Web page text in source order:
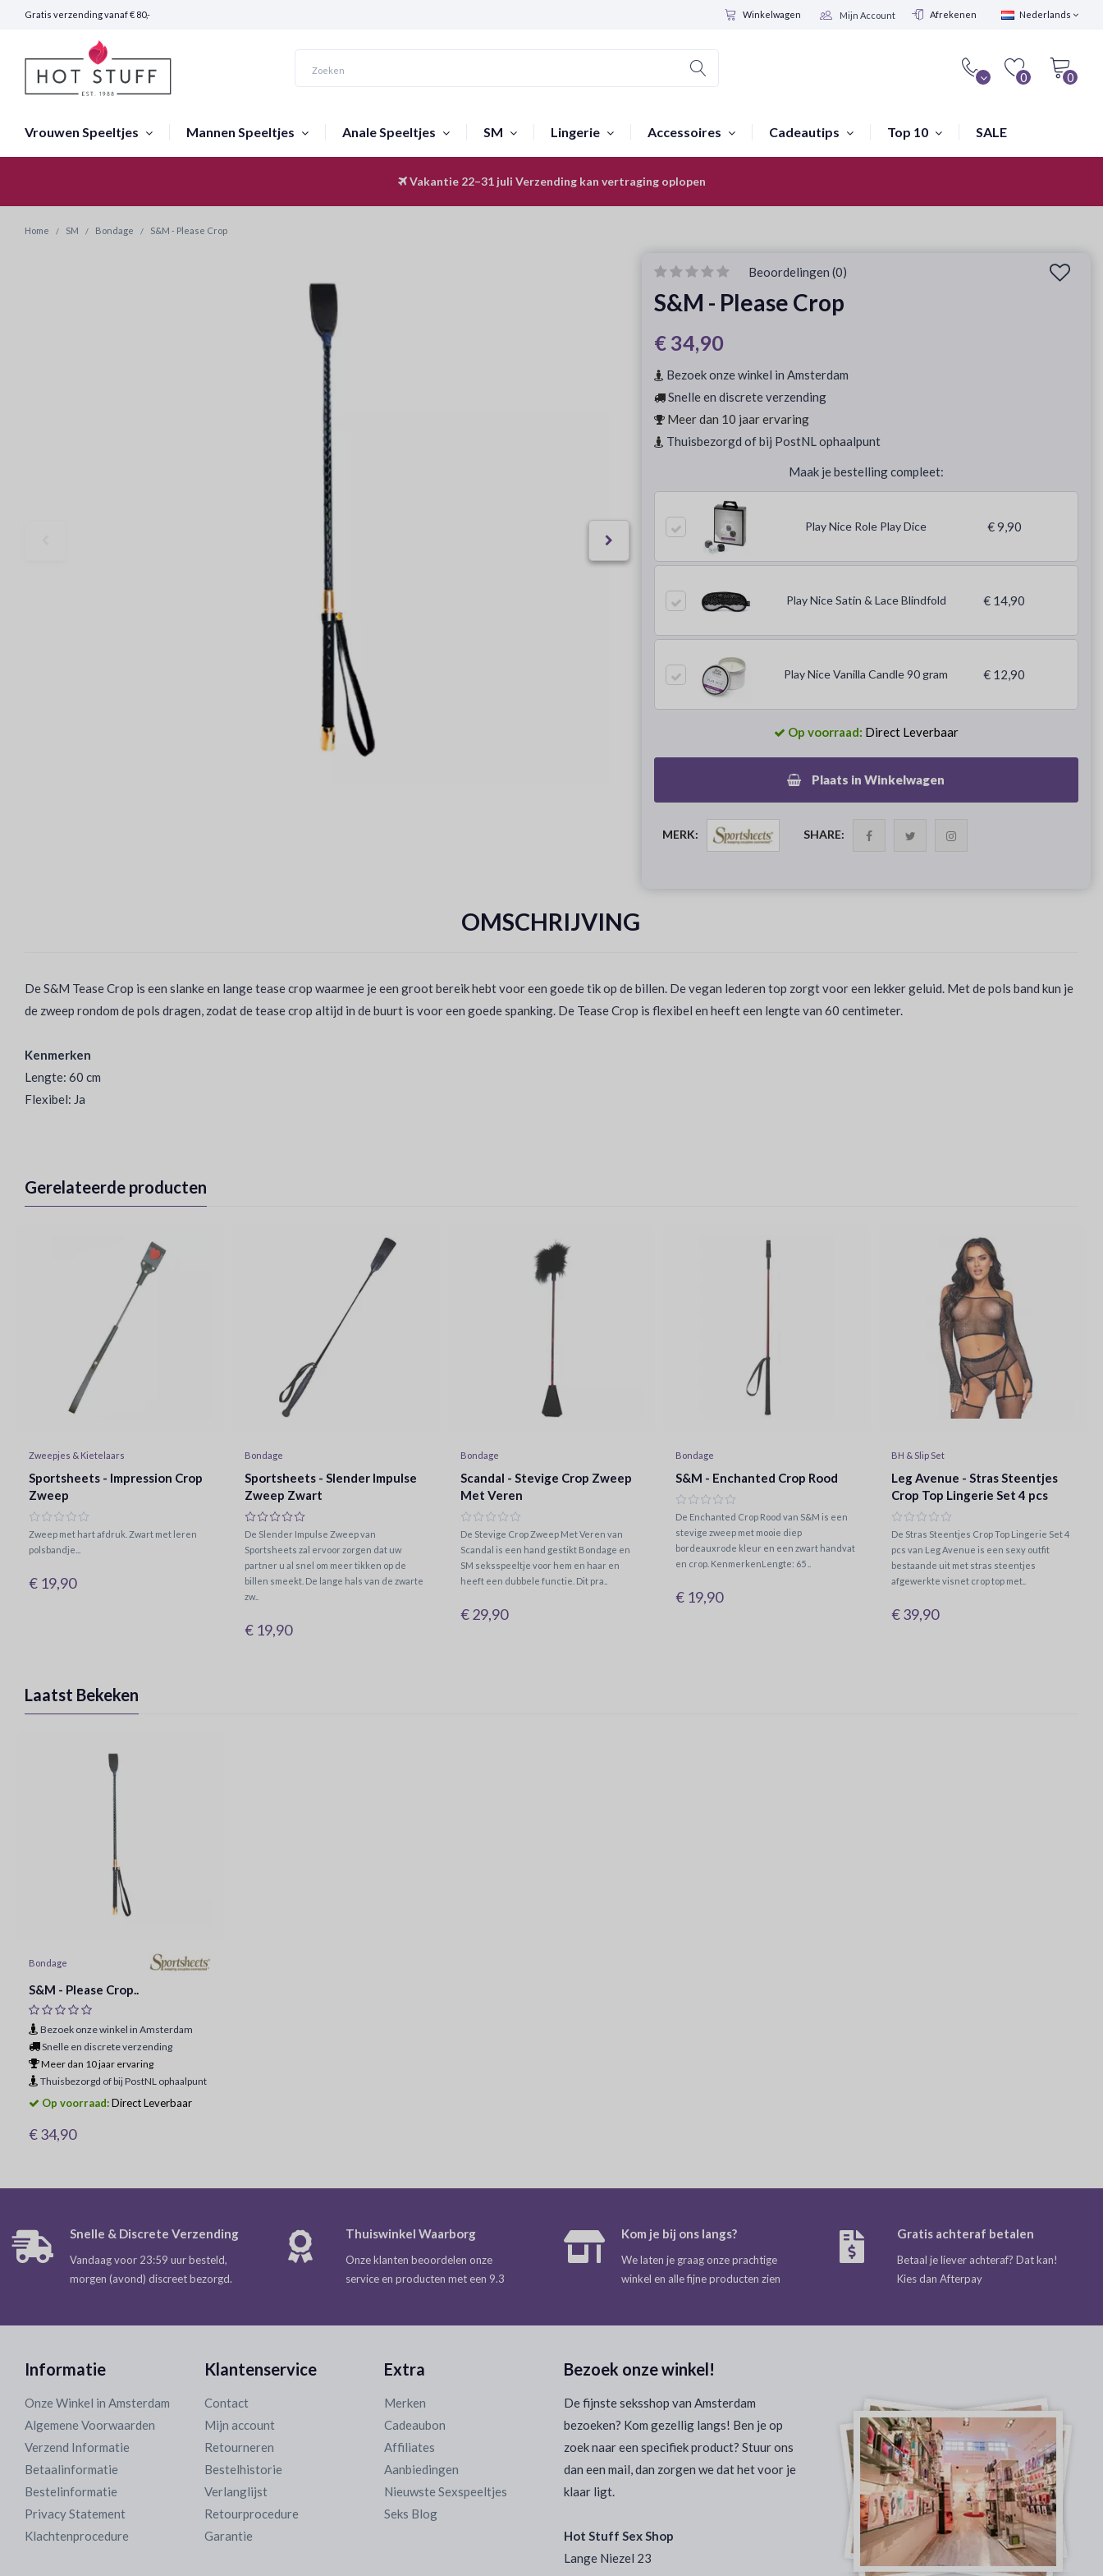
Gratis verzending vanaf € 80,- Nederlands
Winkelwagen Mijn Account Afrekenen
0
0
Vrouwen Speeltjes Mannen Speeltjes Anale Speeltjes SM Lingerie Accessoires Cadeautips Top 10 SALE
Discreet & Anoniem
Vakantie 22–31 juli Verzending kan vertraging oplopen
Home SM Bondage S&M - Please Crop
Beoordelingen (0)
S&M - Please Crop
€ 34,90
Bezoek onze winkel in Amsterdam
Snelle en discrete verzending
Meer dan 10 jaar ervaring
Thuisbezorgd of bij PostNL ophaalpunt
Maak je bestelling compleet:
Play Nice Role Play Dice € 9,90
Play Nice Satin & Lace Blindfold € 14,90
Play Nice Vanilla Candle 90 gram € 12,90
Op voorraad: Direct Leverbaar
Plaats in Winkelwagen
MERK: SHARE:
OMSCHRIJVING
De S&M Tease Crop is een slanke en lange tease crop waarmee je een groot bereik hebt voor een goede tik op de billen. De vegan lederen top zorgt voor een lekker geluid. Met de pols band kun je
de zweep rondom de pols dragen, zodat de tease crop altijd in de buurt is voor een goede spanking. De Tease Crop is flexibel en heeft een lengte van 60 centimeter.
Kenmerken
Lengte: 60 cm
Flexibel: Ja
Gerelateerde producten
Zweepjes & Kietelaars
Sportsheets - Impression Crop
Zweep
Zweep met hart afdruk. Zwart met leren
polsbandje...
€ 19,90
Bondage
Sportsheets - Slender Impulse
Zweep Zwart
De Slender Impulse Zweep van
Sportsheets zal ervoor zorgen dat uw
partner u al snel om meer tikken op de
billen smeekt. De lange hals van de zwarte
zw..
€ 19,90
Bondage
Scandal - Stevige Crop Zweep
Met Veren
De Stevige Crop Zweep Met Veren van
Scandal is een hand gestikt Bondage en
SM seksspeeltje voor hem en haar en
heeft een dubbele functie. Dit pra..
€ 29,90
Bondage
S&M - Enchanted Crop Rood
De Enchanted Crop Rood van S&M is een
stevige zweep met mooie diep
bordeauxrode kleur en een zwart handvat
en crop. KenmerkenLengte: 65 ..
€ 19,90
BH & Slip Set
Leg Avenue - Stras Steentjes
Crop Top Lingerie Set 4 pcs
De Stras Steentjes Crop Top Lingerie Set 4
pcs van Leg Avenue is een sexy outfit
bestaande uit met stras steentjes
afgewerkte visnet crop top met..
€ 39,90
Laatst Bekeken
Bondage
S&M - Please Crop..
Bezoek onze winkel in Amsterdam
Snelle en discrete verzending
Meer dan 10 jaar ervaring
Thuisbezorgd of bij PostNL ophaalpunt
Op voorraad:Direct Leverbaar
€ 34,90
Snelle & Discrete Verzending
Vandaag voor 23:59 uur besteld,
morgen (avond) discreet bezorgd.
Thuiswinkel Waarborg
Onze klanten beoordelen onze
service en producten met een 9.3
Kom je bij ons langs?
We laten je graag onze prachtige
winkel en alle fijne producten zien
Gratis achteraf betalen
Betaal je liever achteraf? Dat kan!
Kies dan Afterpay
Informatie
Onze Winkel in Amsterdam
Algemene Voorwaarden
Verzend Informatie
Betaalinformatie
Bestelinformatie
Privacy Statement
Klachtenprocedure
Klantenservice
Contact
Mijn account
Retourneren
Bestelhistorie
Verlanglijst
Retourprocedure
Garantie
Extra
Merken
Cadeaubon
Affiliates
Aanbiedingen
Nieuwste Sexspeeltjes
Seks Blog
Bezoek onze winkel!
De fijnste seksshop van Amsterdam
bezoeken? Kom gezellig langs! Ben je op
zoek naar een specifiek product? Stuur ons
dan een mail, dan zorgen we dat het voor je
klaar ligt.
Hot Stuff Sex Shop
Lange Niezel 23